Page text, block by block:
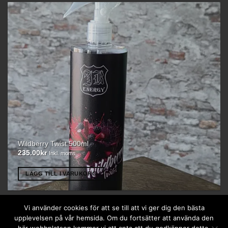
Wildberry Twist 500ml
235.00 kr Inkl. moms
LÄGG TILL I VARUKORG
Vi använder cookies för att se till att vi ger dig den bästa
upplevelsen på vår hemsida. Om du fortsätter att använda den